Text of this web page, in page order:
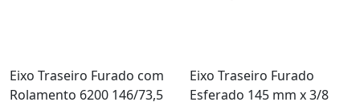
Eixo Traseiro Furado com
Rolamento 6200 146/73,5
Eixo Traseiro Furado
Esferado 145 mm x 3/8